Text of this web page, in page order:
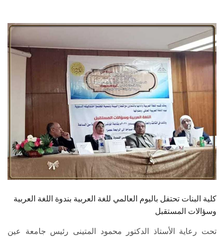
الطلاب
هيئة التدريس
الدراسات العليا
الخريجين
الموظفون
الزائـرون
كلية البنات تحتفل باليوم العالمي للغة العربية بندوة اللغة العربية
وسؤالات المستقبل
تحت رعاية الأستاذ الدكتور محمود المتينى رئيس جامعة عين